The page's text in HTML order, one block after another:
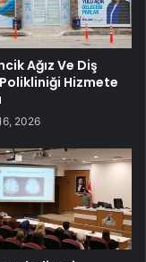
Ağız Ve Diş
Polikliniği Hizmete
2026